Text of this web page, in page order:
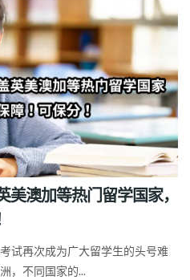
澳加等热门留学国家，
试再次成为广大留学生的头号难
，不同国家的...